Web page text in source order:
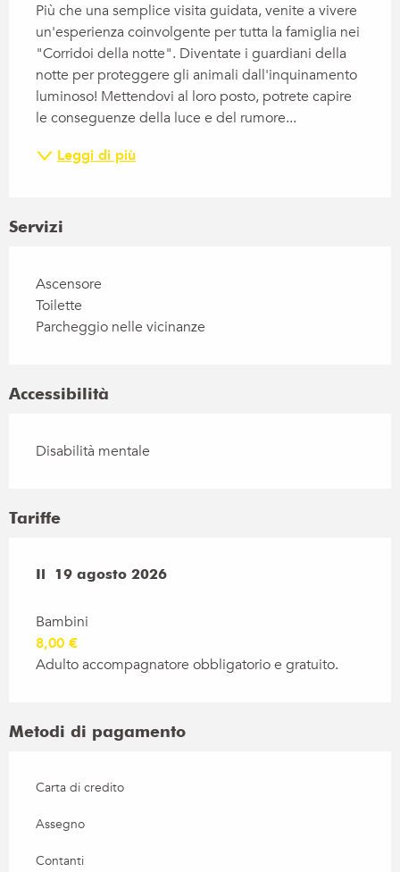
Più che una semplice visita guidata, venite a vivere
un'esperienza coinvolgente per tutta la famiglia nei
"Corridoi della notte". Diventate i guardiani della
notte per proteggere gli animali dall'inquinamento
luminoso! Mettendovi al loro posto, potrete capire
le conseguenze della luce e del rumore...
Leggi di più
Servizi
Ascensore
Toilette
Parcheggio nelle vicinanze
Accessibilità
Disabilità mentale
Tariffe
Il 19 agosto 2026
Il 19 agosto 2026
Bambini
8,00 €
Adulto accompagnatore obbligatorio e gratuito.
Metodi di pagamento
Carta di credito
Assegno
Contanti